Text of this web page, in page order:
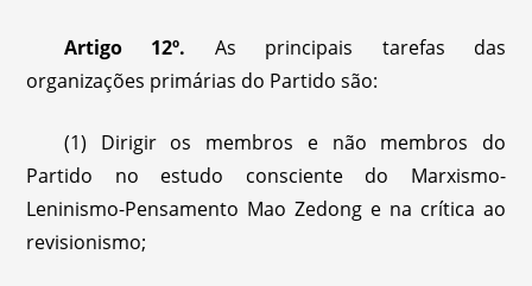
Artigo 12º. As principais tarefas das
organizações primárias do Partido são:
(1) Dirigir os membros e não membros do
Partido no estudo consciente do Marxismo-
Leninismo-Pensamento Mao Zedong e na crítica ao
revisionismo;